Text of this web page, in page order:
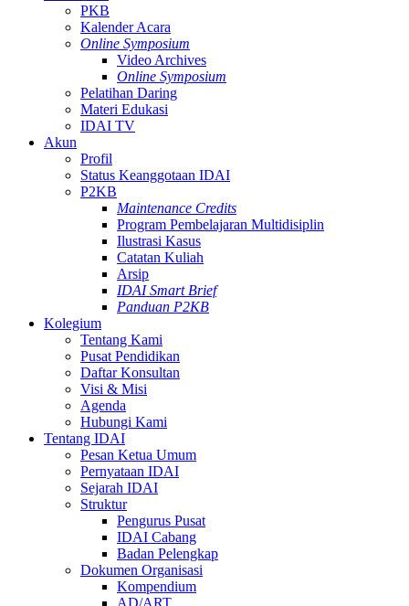
PKB
Kalender Acara
Online Symposium
Video Archives
Online Symposium
Pelatihan Daring
Materi Edukasi
IDAI TV
Akun
Profil
Status Keanggotaan IDAI
P2KB
Maintenance Credits
Program Pembelajaran Multidisiplin
Ilustrasi Kasus
Catatan Kuliah
Arsip
IDAI Smart Brief
Panduan P2KB
Kolegium
Tentang Kami
Pusat Pendidikan
Daftar Konsultan
Visi & Misi
Agenda
Hubungi Kami
Tentang IDAI
Pesan Ketua Umum
Pernyataan IDAI
Sejarah IDAI
Struktur
Pengurus Pusat
IDAI Cabang
Badan Pelengkap
Dokumen Organisasi
Kompendium
AD/ART